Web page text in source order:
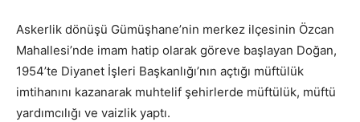
Askerlik dönüşü Gümüşhane’nin merkez ilçesinin Özcan
Mahallesi’nde imam hatip olarak göreve başlayan Doğan,
1954’te Diyanet İşleri Başkanlığı’nın açtığı müftülük
imtihanını kazanarak muhtelif şehirlerde müftülük, müftü
yardımcılığı ve vaizlik yaptı.